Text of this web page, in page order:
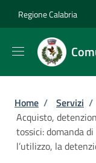
Regione Calabria
Briciole
Home / Servizi /
Acquisto,
tossici: domanda
l’utilizzo, la